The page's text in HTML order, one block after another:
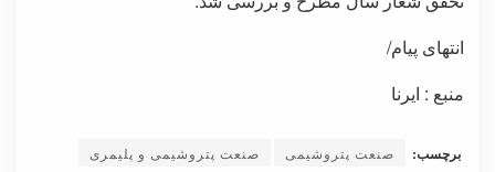
انتهای پیام/
منبع : ایرنا
برچسب: صنعت پتروشیمی صنعت پتروشیمی و پلیمری